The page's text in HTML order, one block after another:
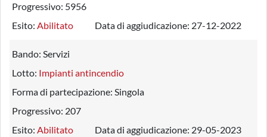
Progressivo: 5956
Esito: Abilitato Data di aggiudicazione: 27-12-2022
Bando: Servizi
Lotto: Impianti antincendio
Forma di partecipazione: Singola
Progressivo: 207
Esito: Abilitato Data di aggiudicazione: 29-05-2023